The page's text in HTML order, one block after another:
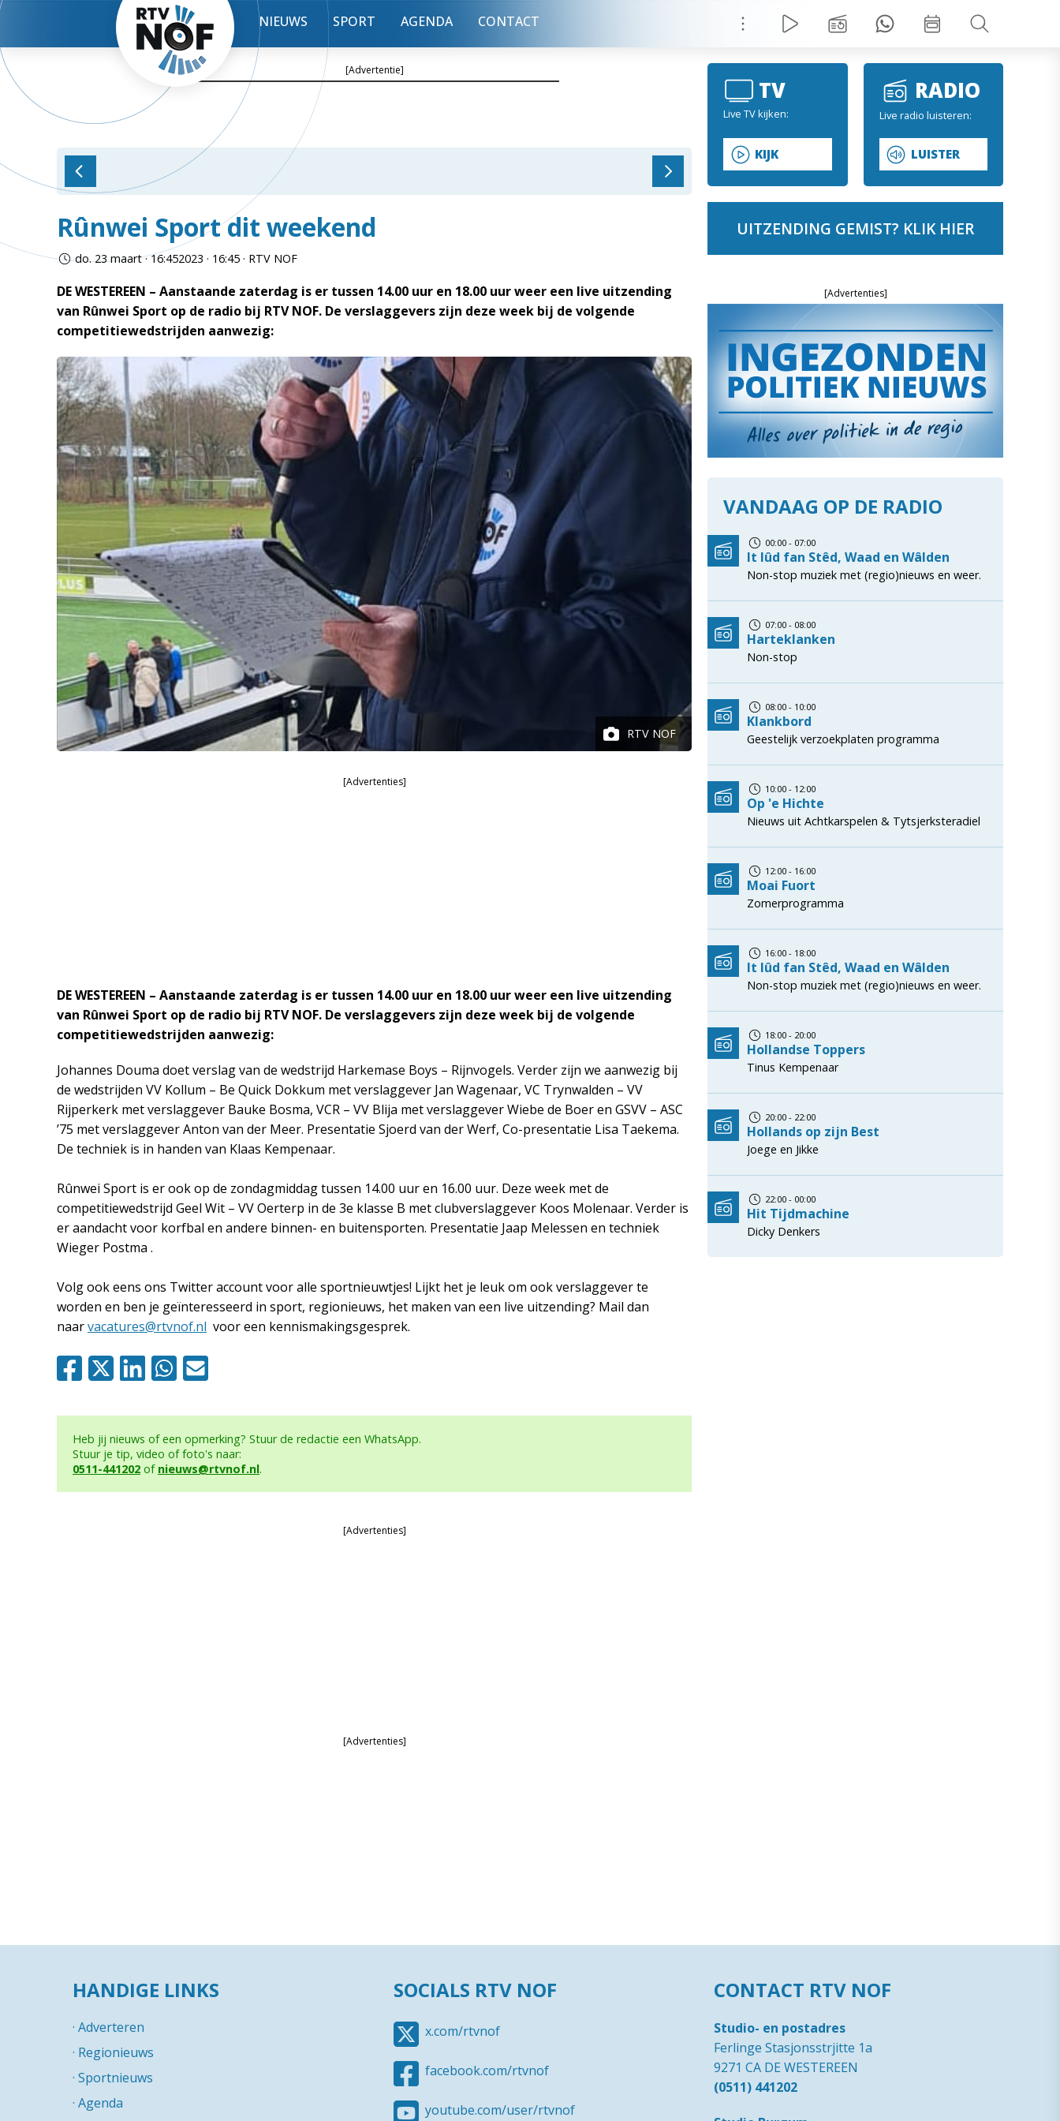
NIEUWS SPORT AGENDA CONTACT
[Advertentie]
Rûnwei Sport dit weekend
do. 23 maart · 16:452023 · 16:45 · RTV NOF
DE WESTEREEN – Aanstaande zaterdag is er tussen 14.00 uur en 18.00 uur weer een live uitzending
van Rûnwei Sport op de radio bij RTV NOF. De verslaggevers zijn deze week bij de volgende
competitiewedstrijden aanwezig:
RTV NOF
[Advertenties]
DE WESTEREEN – Aanstaande zaterdag is er tussen 14.00 uur en 18.00 uur weer een live uitzending
van Rûnwei Sport op de radio bij RTV NOF. De verslaggevers zijn deze week bij de volgende
competitiewedstrijden aanwezig:
Johannes Douma doet verslag van de wedstrijd Harkemase Boys – Rijnvogels. Verder zijn we aanwezig bij
de wedstrijden VV Kollum – Be Quick Dokkum met verslaggever Jan Wagenaar, VC Trynwalden – VV
Rijperkerk met verslaggever Bauke Bosma, VCR – VV Blija met verslaggever Wiebe de Boer en GSVV – ASC
’75 met verslaggever Anton van der Meer. Presentatie Sjoerd van der Werf, Co-presentatie Lisa Taekema.
De techniek is in handen van Klaas Kempenaar.
Rûnwei Sport is er ook op de zondagmiddag tussen 14.00 uur en 16.00 uur. Deze week met de
competitiewedstrijd Geel Wit – VVOerterp in de 3e klasse B met clubverslaggever Koos Molenaar. Verder is
er aandacht voor korfbal en andere binnen- en buitensporten. Presentatie Jaap Melessen en techniek
Wieger Postma .
Volg ook eens ons Twitter accountvoor alle sportnieuwtjes! Lijkt het je leuk om ook verslaggever te
worden en ben je geïnteresseerd in sport, regionieuws, het maken van een live uitzending? Mail dan
naarvacatures@rtvnof.nl voor een kennismakingsgesprek.
Heb jij nieuws of een opmerking? Stuur de redactie een WhatsApp.
Stuur je tip, video of foto's naar:
0511-441202 of nieuws@rtvnof.nl.
[Advertenties]
[Advertenties]
TV
Live TV kijken:
KIJK
RADIO
Live radio luisteren:
LUISTER
UITZENDING GEMIST? KLIK HIER
[Advertenties]
VANDAAG OP DE RADIO
00:00 - 07:00
It lûd fan Stêd, Waad en Wâlden
Non-stop muziek met (regio)nieuws en weer.
07:00 - 08:00
Harteklanken
Non-stop
08:00 - 10:00
Klankbord
Geestelijk verzoekplaten programma
10:00 - 12:00
Op 'e Hichte
Nieuws uit Achtkarspelen & Tytsjerksteradiel
12:00 - 16:00
Moai Fuort
Zomerprogramma
16:00 - 18:00
It lûd fan Stêd, Waad en Wâlden
Non-stop muziek met (regio)nieuws en weer.
18:00 - 20:00
Hollandse Toppers
Tinus Kempenaar
20:00 - 22:00
Hollands op zijn Best
Joege en Jikke
22:00 - 00:00
Hit Tijdmachine
Dicky Denkers
HANDIGE LINKS
· Adverteren
· Regionieuws
· Sportnieuws
· Agenda
SOCIALS RTV NOF
x.com/rtvnof
facebook.com/rtvnof
youtube.com/user/rtvnof
CONTACT RTV NOF
Studio- en postadres
Ferlinge Stasjonsstrjitte 1a
9271 CA DE WESTEREEN
(0511) 441202